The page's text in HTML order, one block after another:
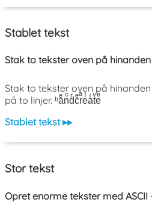
Stablet tekst
Stak to tekster oven på
Stak to tekster oven på
på to linjer. ᵇaͤnͨdͬcͤrͣeͭaͥtͮeͤ
Stablet tekst ▸▸
Stor tekst
Opret enorme tekster med